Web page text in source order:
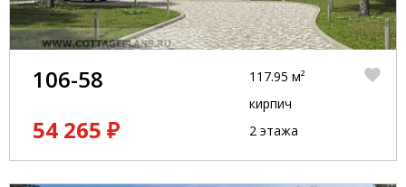
106-58
54 265 ₽
117.95 м²
кирпич
2 этажа